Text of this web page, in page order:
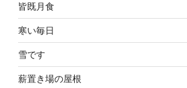
皆既月食
寒い毎日
雪です
薪置き場の屋根